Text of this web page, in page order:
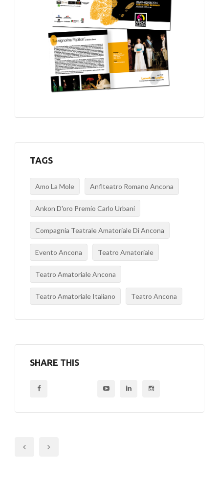
TAGS
Amo La Mole Anfiteatro Romano Ancona
Ankon D'oro Premio Carlo Urbani
Compagnia Teatrale Amatoriale Di Ancona
Evento Ancona Teatro Amatoriale
Teatro Amatoriale Ancona
Teatro Amatoriale Italiano Teatro Ancona
SHARE THIS